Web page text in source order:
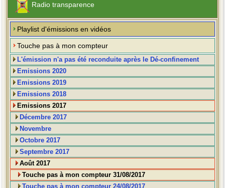
Radio transparence
Playlist d'émissions en vidéos
Touche pas à mon compteur
L'émission n'a pas été reconduite après le Dé-confinement
Emissions 2020
Emissions 2019
Emissions 2018
Emissions 2017
Décembre 2017
Novembre
Octobre 2017
Septembre 2017
Août 2017
Touche pas à mon compteur 31/08/2017
Touche pas à mon compteur 24/08/2017